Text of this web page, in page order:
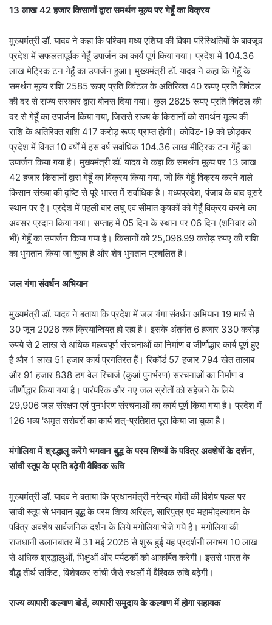
13 लाख 42 हजार किसानों द्वारा समर्थन मूल्य पर गेहूँ का विक्रय
मुख्यमंत्री डॉ. यादव ने कहा कि पश्चिम मध्य एशिया की विषम परिस्थितियों के बावजूद
प्रदेश में सफलतापूर्वक गेहूँ उपार्जन का कार्य पूर्ण किया गया। प्रदेश में 104.36
लाख मेट्रिक टन गेहूँ का उपार्जन हुआ। मुख्यमंत्री डॉ. यादव ने कहा कि गेहूँ के
समर्थन मूल्य राशि 2585 रूपए प्रति क्विंटल के अतिरिक्त 40 रूपए प्रति क्विंटल
की दर से राज्य सरकार द्वारा बोनस दिया गया। कुल 2625 रूपए प्रति क्विंटल की
दर से गेहूँ का उपार्जन किया गया, जिससे राज्य के किसानों को समर्थन मूल्य की
राशि के अतिरिक्त राशि 417 करोड़ रूपए प्राप्त होगी। कोविड-19 को छोड़कर
प्रदेश में विगत 10 वर्षों में इस वर्ष सर्वाधिक 104.36 लाख मीट्रिक टन गेंहूँ का
उपार्जन किया गया है। मुख्यमंत्री डॉ. यादव ने कहा कि समर्थन मूल्य पर 13 लाख
42 हजार किसानों द्वारा गेहूँ का विक्रय किया गया, जो कि गेहूँ विक्रय करने वाले
किसान संख्या की दृष्टि से पूरे भारत में सर्वाधिक है। मध्यप्रदेश, पंजाब के बाद दूसरे
स्थान पर है। प्रदेश में पहली बार लघु एवं सीमांत कृषकों को गेहूँ विक्रय करने का
अवसर प्रदान किया गया। सप्ताह में 05 दिन के स्थान पर 06 दिन (शनिवार को
भी) गेहूँ का उपार्जन किया गया है। किसानों को 25,096.99 करोड़ रुपए की राशि
का भुगतान किया जा चुका है और शेष भुगतान प्रचलित है।
जल गंगा संवर्धन अभियान
मुख्यमंत्री डॉ. यादव ने बताया कि प्रदेश में जल गंगा संवर्धन अभियान 19 मार्च से
30 जून 2026 तक क्रियान्वियत हो रहा है। इसके अंतर्गत 6 हजार 330 करोड़
रुपये से 2 लाख से अधिक महत्वपूर्ण संरचनाओं का निर्माण व जीर्णोद्धार कार्य पूर्ण हुए
हैं और 1 लाख 51 हजार कार्य प्रगतिरत हैं। रिकॉर्ड 57 हजार 794 खेत तालाब
और 91 हजार 838 डग वेल रिचार्ज (कुआं पुनर्भरण) संरचनाओं का निर्माण व
जीर्णोद्धार किया गया है। पारंपरिक और नए जल स्रोतों को सहेजने के लिये
29,906 जल संरक्षण एवं पुनर्भरण संरचनाओं का कार्य पूर्ण किया गया है। प्रदेश में
126 भव्य 'अमृत सरोवरों का कार्य शत्-प्रतिशत पूरा किया जा चुका है।
मंगोलिया में श्रद्धालु करेंगे भगवान बुद्ध के परम शिष्यों के पवित्र अवशेषों के दर्शन,
सांची स्तूप के प्रति बढ़ेगी वैश्विक रूचि
मुख्यमंत्री डॉ. यादव ने बताया कि प्रधानमंत्री नरेन्द्र मोदी की विशेष पहल पर
सांची स्तूप से भगवान बुद्ध के परम शिष्य अरिहंत, सारिपुत्र एवं महामोद्ल्यायन के
पवित्र अवशेष सार्वजनिक दर्शन के लिये मंगोलिया भेजे गये हैं। मंगोलिया की
राजधानी उलानबातर में 31 मई 2026 से शुरू हुई यह प्रदर्शनी लगभग 10 लाख
से अधिक श्रद्धालुओं, भिक्षुओं और पर्यटकों को आकर्षित करेगी। इससे भारत के
बौद्ध तीर्थ सर्किट, विशेषकर सांची जैसे स्थलों में वैश्विक रुचि बढ़ेगी।
राज्य व्यापारी कल्याण बोर्ड, व्यापारी समुदाय के कल्याण में होगा सहायक